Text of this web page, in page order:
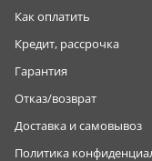
Как оплатить
Кредит, рассрочка
Гарантия
Отказ/возврат
Доставка и самовывоз
Политика